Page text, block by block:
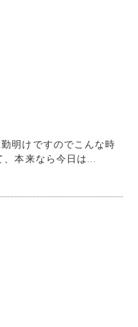
明けですのでこんな時
本来なら今日は...